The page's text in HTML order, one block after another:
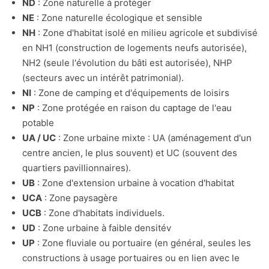
ND : Zone naturelle à protéger
NE : Zone naturelle écologique et sensible
NH : Zone d'habitat isolé en milieu agricole et subdivisé
en NH1 (construction de logements neufs autorisée),
NH2 (seule l'évolution du bâti est autorisée), NHP
(secteurs avec un intérêt patrimonial).
NI : Zone de camping et d'équipements de loisirs
NP : Zone protégée en raison du captage de l'eau
potable
UA / UC : Zone urbaine mixte : UA (aménagement d'un
centre ancien, le plus souvent) et UC (souvent des
quartiers pavillionnaires).
UB : Zone d'extension urbaine à vocation d'habitat
UCA : Zone paysagère
UCB : Zone d'habitats individuels.
UD : Zone urbaine à faible densitév
UP : Zone fluviale ou portuaire (en général, seules les
constructions à usage portuaires ou en lien avec le